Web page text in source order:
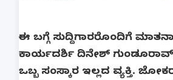
ಈ ಬಗ್ಗೆ ಸುದ್ದಿಗಾರರೊಂದಿಗೆ
ಕಾರ್ಯದರ್ಶಿ ದಿನೇಶ್
ಒಬ್ಬ ಸಂಸ್ಕಾರ ಇಲ್ಲದ ವ್ಯಕ್ತಿ.